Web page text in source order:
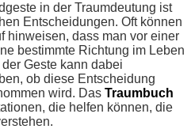
in der Traumdeutung ist
Entscheidungen. Oft können
hinweisen, dass man vor einer
bestimmte Richtung im Leben
Geste kann dabei
ob diese Entscheidung
wird. Das Traumbuch
die helfen können, die